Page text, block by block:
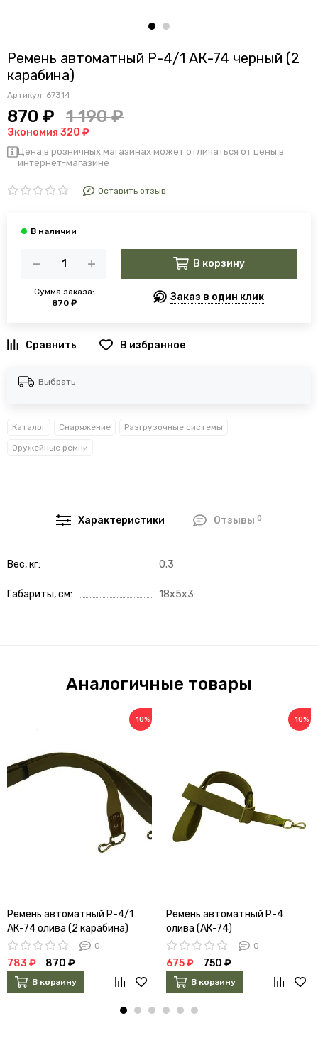
Ремень автоматный Р-4/1 АК-74 черный (2
карабина)
Артикул: 67314
870 ₽ 1 190 ₽
Экономия 320 ₽
Цена в розничных магазинах может отличаться от цены в
интернет-магазине
Оставить отзыв
Сумма заказа:
870 ₽
В корзину
Заказ в один клик
В избранное
Выбрать
Каталог Снаряжение Разгрузочные системы
Оружейные ремни
Характеристики Отзывы 0
Вес, кг 0.3
Габариты, см 18x5x3
Аналогичные товары
−10%
Ремень автоматный Р-4/1
АК-74 олива (2 карабина)
0
783 ₽ 870 ₽
В корзину
−10%
Ремень автоматный Р-4
олива (АК-74)
0
675 ₽ 750 ₽
В корзину